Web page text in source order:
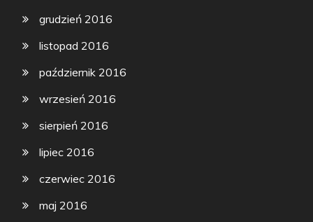
grudzień 2016
listopad 2016
październik 2016
wrzesień 2016
sierpień 2016
lipiec 2016
czerwiec 2016
maj 2016